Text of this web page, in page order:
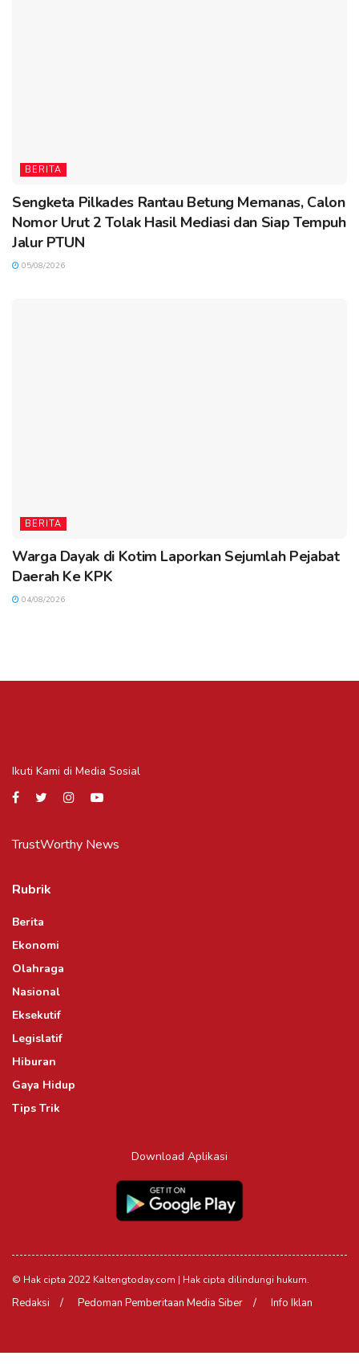
BERITA
Sengketa Pilkades Rantau Betung Memanas, Calon
Nomor Urut 2 Tolak Hasil Mediasi dan Siap Tempuh
Jalur PTUN
05/08/2026
BERITA
Warga Dayak di Kotim Laporkan Sejumlah Pejabat
Daerah Ke KPK
04/08/2026
Ikuti Kami di Media Sosial
TrustWorthy News
Rubrik
Berita
Ekonomi
Olahraga
Nasional
Eksekutif
Legislatif
Hiburan
Gaya Hidup
Tips Trik
Download Aplikasi
© Hak cipta 2022 Kaltengtoday.com | Hak cipta dilindungi hukum.
Redaksi Pedoman Pemberitaan Media Siber Info Iklan